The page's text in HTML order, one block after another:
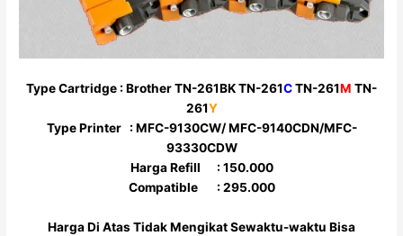
TypeCartridge : Brother TN-261BK TN-261CTN-261M TN-
261Y
TypePrinter: MFC-9130CW/ MFC-9140CDN/MFC-
93330CDW
Harga Refill : 150.000
Compatible : 295.000
Harga Di Atas Tidak Mengikat Sewaktu-waktu Bisa